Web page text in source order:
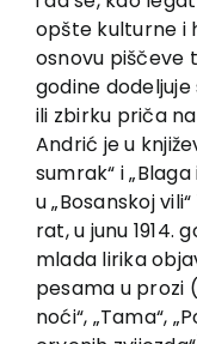
opšte kulturne i
osnovu piščeve
godine
ili zbirku priča
Andrić je u
sumrak“ i
u „Bosanskoj
rat, u junu 1914.
mlada lirika
pesama u prozi
noći“, „Tama“,